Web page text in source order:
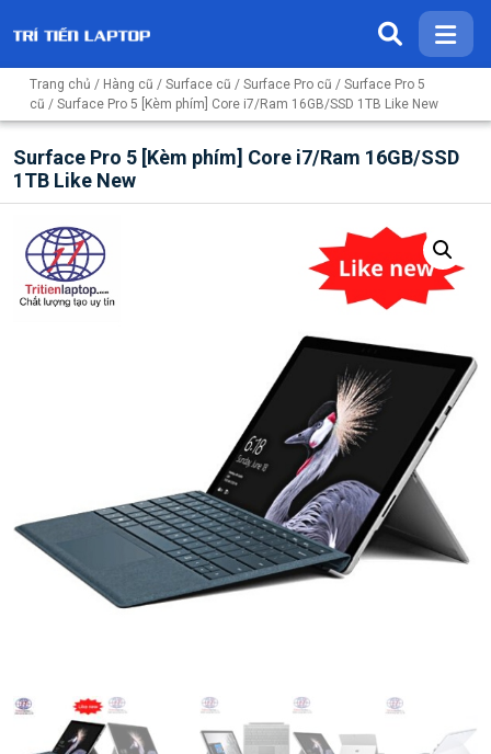
Trang chủ / Hàng cũ / Surface cũ / Surface Pro cũ / Surface Pro 5
cũ / Surface Pro 5 [Kèm phím] Core i7/Ram 16GB/SSD 1TB Like New
Surface Pro 5 [Kèm phím] Core i7/Ram 16GB/SSD
1TB Like New